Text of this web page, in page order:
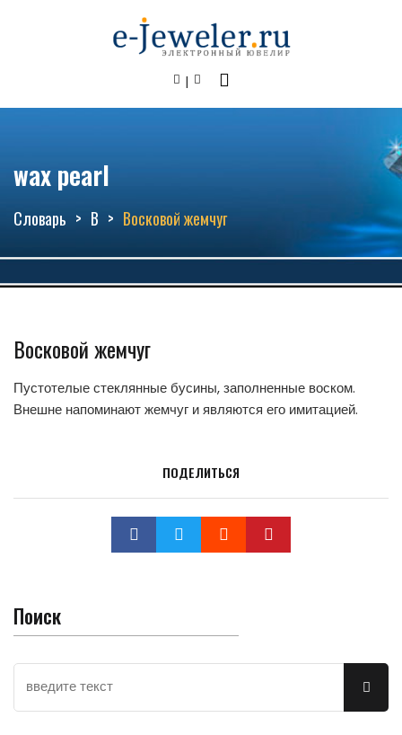
wax pearl
Словарь В Восковой жемчуг
Восковой жемчуг
Пустотелые стеклянные бусины, заполненные воском.
Внешне напоминают жемчуг и являются его имитацией.
ПОДЕЛИТЬСЯ
Поиск